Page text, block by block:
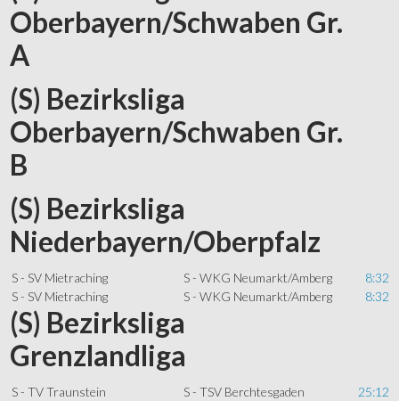
Oberbayern/Schwaben Gr.
A
(S) Bezirksliga
Oberbayern/Schwaben Gr.
B
(S) Bezirksliga
Niederbayern/Oberpfalz
S - SV Mietraching S - WKG Neumarkt/Amberg
8:32
S - SV Mietraching
S - WKG Neumarkt/Amberg 8:32
(S) Bezirksliga
Grenzlandliga
S - TV Traunstein S - TSV Berchtesgaden
25:12